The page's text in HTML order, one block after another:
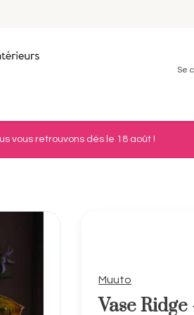
Se
vous retrouvons dès le 18 août !
Muuto
Vase